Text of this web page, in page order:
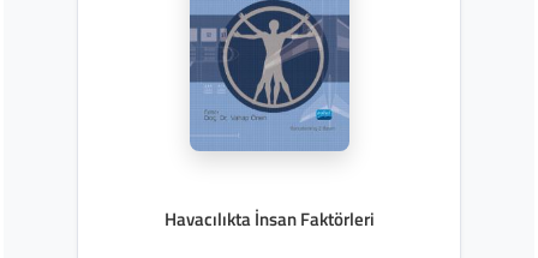
Havacılıkta İnsan Faktörleri